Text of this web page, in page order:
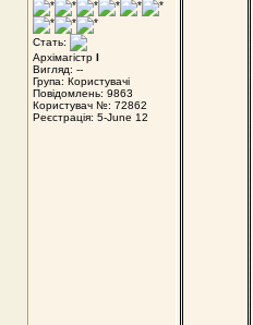
Стать:
Архімагістр I
Вигляд: --
Група: Користувачі
Повідомлень: 9863
Користувач №: 72862
Реєстрація: 5-June 12